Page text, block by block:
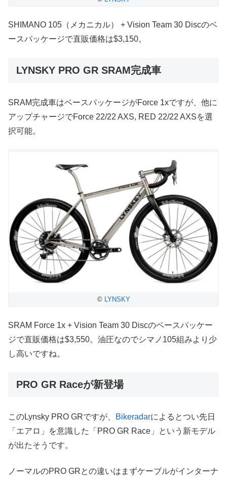
SHIMANO 105（メカニカル） + Vision Team 30 Discのベ
ースパッケージで直販価格は$3,150。
LYNSKY PRO GR SRAM完成車
SRAM完成車はベースパッケージがForce 1xですが、他に
アップチャージでForce 22/22 AXS, RED 22/22 AXSを選
択可能。
© LYNSKY
SRAM Force 1x + Vision Team 30 Discのベースパッケー
ジで直販価格は$3,550。油圧なのでシマノ105組みより少
し高いですね。
PRO GR Raceが新登場
このLynsky PRO GRですが、 Bikeradarによるとつい先日
「エアロ」を意識した「PRO GR Race」という新モデル
が出たそうです。
ノーマルのPRO GRとの違いはまずケーブルがインターナ